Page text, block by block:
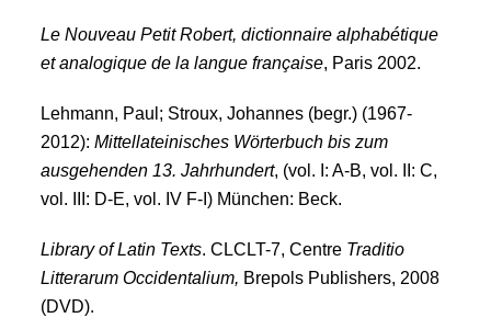
Le Nouveau Petit Robert, dictionnaire alphabétique
et analogique de la langue française, Paris 2002.
Lehmann, Paul; Stroux, Johannes (begr.) (1967-
2012):Mittellateinisches Wörterbuch bis zum
ausgehenden 13. Jahrhundert, (vol. I: A-B, vol. II: C,
vol. III: D-E, vol. IV F-I) München: Beck.
Library of Latin Texts. CLCLT-7, Centre Traditio
Litterarum Occidentalium, Brepols Publishers, 2008
(DVD).